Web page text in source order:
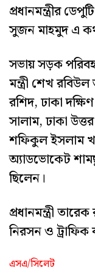
প্রধানমন্ত্রীর
সুজন মাহমুদ এ
সভায় সড়ক
মন্ত্রী শেখ
রশিদ, ঢাকা
সালাম, ঢাকা
শফিকুল ইসলাম
অ্যাডভোকেট
ছিলেন।
প্রধানমন্ত্রী
নিরসন ও ট্রাফিক
এসএ/সিলেট